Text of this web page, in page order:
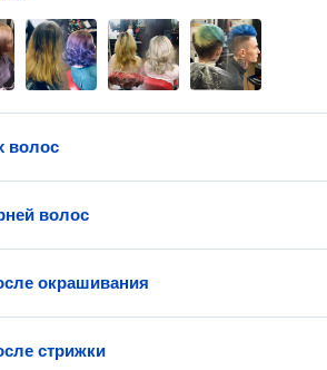
волос
волос
окрашивания
стрижки